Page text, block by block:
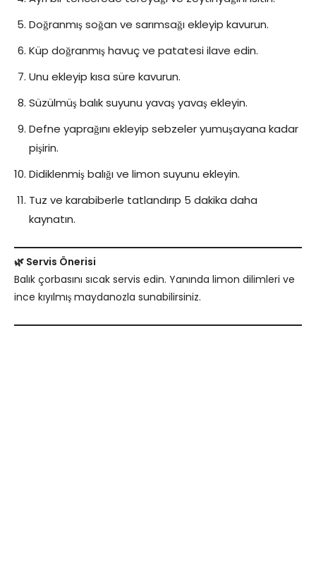
Doğranmış soğan ve sarımsağı ekleyip kavurun.
Küp doğranmış havuç ve patatesi ilave edin.
Unu ekleyip kısa süre kavurun.
Süzülmüş balık suyunu yavaş yavaş ekleyin.
Defne yaprağını ekleyip sebzeler yumuşayana kadar
pişirin.
Didiklenmiş balığı ve limon suyunu ekleyin.
Tuz ve karabiberle tatlandırıp 5 dakika daha
kaynatın.
🌿 Servis Önerisi
Balık çorbasını sıcak servis edin. Yanında limon dilimleri ve
ince kıyılmış maydanozla sunabilirsiniz.